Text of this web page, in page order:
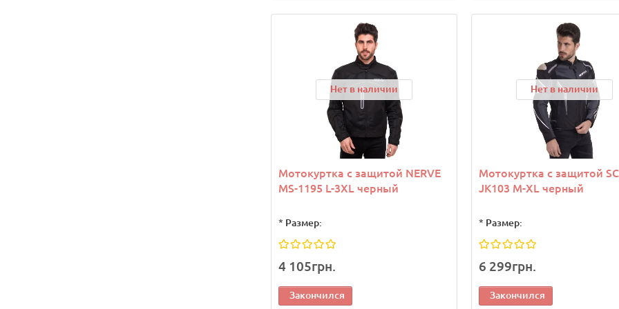
Нет в наличии
Мотокуртка с защитой NERVE
MS-1195 L-3XL черный
* Размер:
4 105грн.
Закончился
Нет в наличии
Мотокуртка с защитой
JK103 M-XL черный
* Размер:
6 299грн.
Закончился